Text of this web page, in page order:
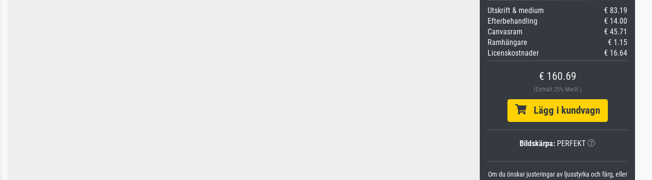
Utskrift & medium
€ 83.19
Efterbehandling
€ 14.00
Canvasram
€ 45.71
Ramhängare
€ 1.15
Licenskostnader
€ 16.64
€ 160.69
(Enthält 25% MwSt.)
Lägg i kundvagn
Bildskärpa: PERFEKT
Om du önskar justeringar av ljusstyrka och färg, eller